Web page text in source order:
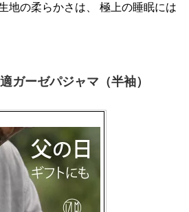
地の柔らかさは、 極上の睡眠には
ガーゼパジャマ（半袖）